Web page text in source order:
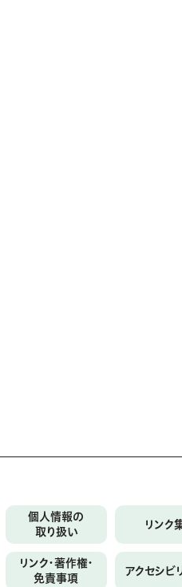
個人情報の
取り扱い
リンク
リンク・著作権・
免責事項
アクセシビ